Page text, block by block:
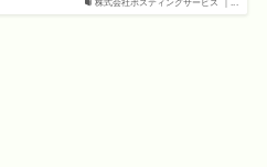
株式会社ポスティングサービス ｜...